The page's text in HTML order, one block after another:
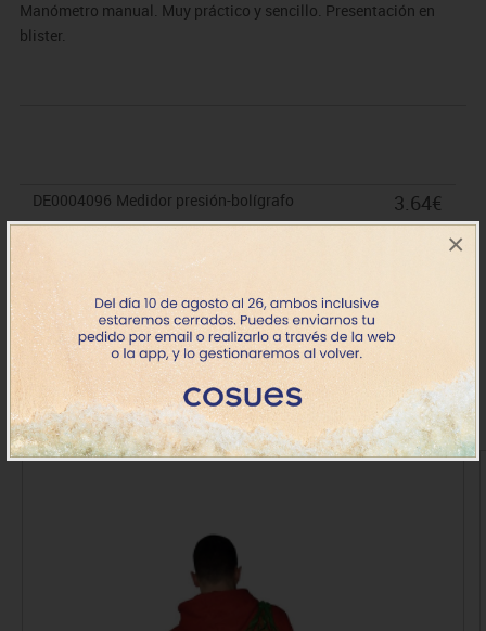
×
Manómetro manual. Muy práctico y sencillo. Presentación en
blister.
DE0004096 Medidor presión-bolígrafo
3.64€
Productos de la misma categoría